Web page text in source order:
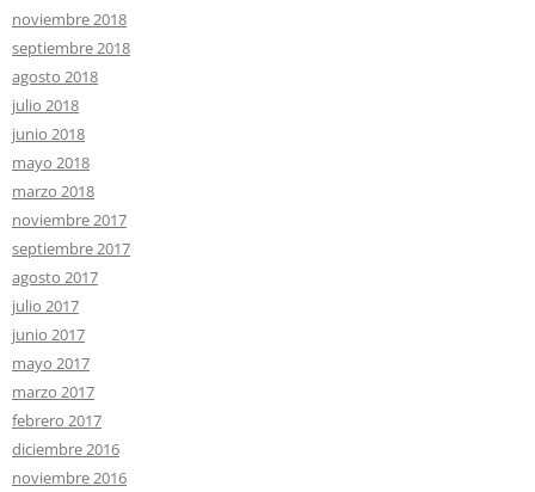
noviembre 2018
septiembre 2018
agosto 2018
julio 2018
junio 2018
mayo 2018
marzo 2018
noviembre 2017
septiembre 2017
agosto 2017
julio 2017
junio 2017
mayo 2017
marzo 2017
febrero 2017
diciembre 2016
noviembre 2016